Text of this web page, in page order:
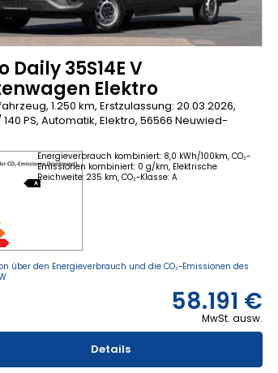
Daily 35S14E V
Elektro
1.250 km, Erstzulassung: 20.03.2026,
140 PS, Automatik, Elektro, 56566 Neuwied-
Energieverbrauch kombiniert: 8,0 kWh/100km, CO₂-
Emissionen kombiniert: 0 g/km, Elektrische
Reichweite: 235 km, CO₂-Klasse: A
über den Energieverbrauch und die CO₂-Emissionen des
58.191 €
MwSt. ausw.
Details